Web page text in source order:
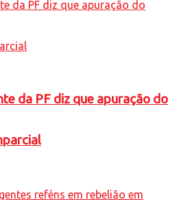
da PF diz que apuração do